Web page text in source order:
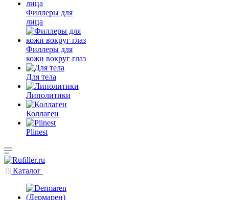
Филлеры для
лица
Филлеры для
кожи вокруг глаз
Для тела
Липолитики
Коллаген
Plinest
Каталог